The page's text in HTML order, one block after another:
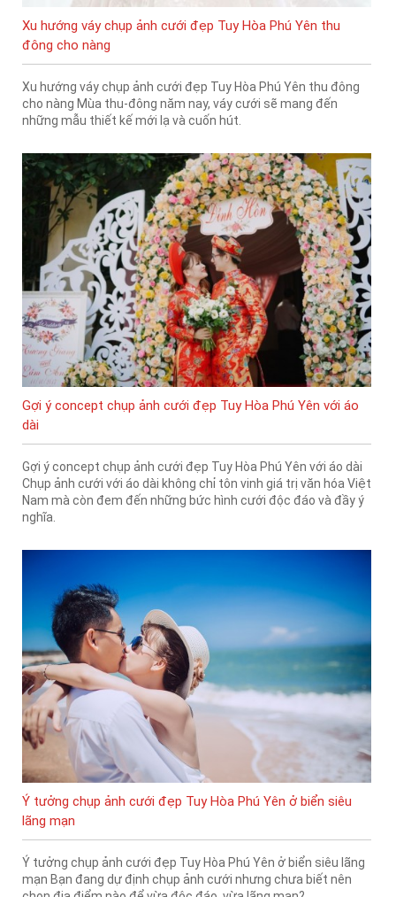
Xu hướng váy chụp ảnh cưới đẹp Tuy Hòa Phú Yên thu
đông cho nàng
Xu hướng váy chụp ảnh cưới đẹp Tuy Hòa Phú Yên thu đông
cho nàng Mùa thu-đông năm nay, váy cưới sẽ mang đến
những mẫu thiết kế mới lạ và cuốn hút.
Gợi ý concept chụp ảnh cưới đẹp Tuy Hòa Phú Yên với áo
dài
Gợi ý concept chụp ảnh cưới đẹp Tuy Hòa Phú Yên với áo dài
Chụp ảnh cưới với áo dài không chỉ tôn vinh giá trị văn hóa Việt
Nam mà còn đem đến những bức hình cưới độc đáo và đầy ý
nghĩa.
Ý tưởng chụp ảnh cưới đẹp Tuy Hòa Phú Yên ở biển siêu
lãng mạn
Ý tưởng chụp ảnh cưới đẹp Tuy Hòa Phú Yên ở biển siêu lãng
mạn Bạn đang dự định chụp ảnh cưới nhưng chưa biết nên